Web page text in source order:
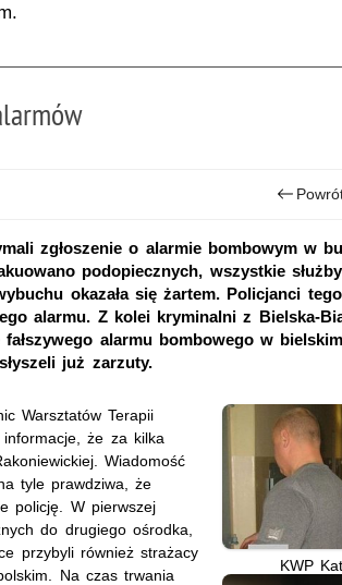
zgłoszenie o alarmie bombowym w
podopiecznych, wszystkie
okazała się żartem. Policjanci
alarmu. Z kolei kryminalni z Bielska-
alarmu bombowego w
już zarzuty.
KWP
Warsztatów Terapii
informacje, że za kilka
Wiadomość
tyle prawdziwa, że
policję. W pierwszej
do drugiego ośrodka,
przybyli również strażacy
Na czas trwania